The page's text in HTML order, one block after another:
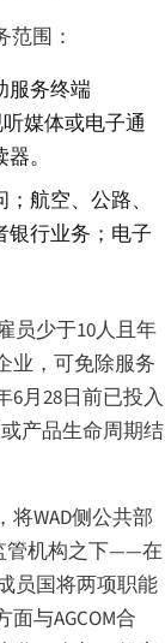
范围：
服务终端
听媒体或电子通
。
航空、公路、
银行业务；电子
员少于10人且年
业，可免除服务
6月28日前已投入
产品生命周期结
，将WAD侧公共部
管机构之下——在
员国将两项职能
与AGCOM合